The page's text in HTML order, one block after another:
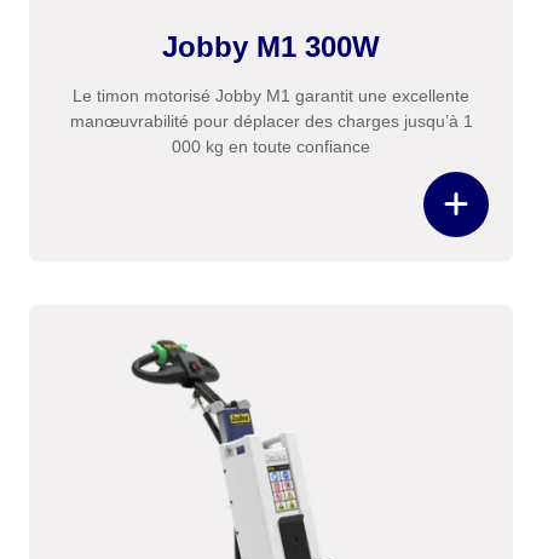
Jobby M1 300W
Le timon motorisé Jobby M1 garantit une excellente
manœuvrabilité pour déplacer des charges jusqu’à 1
000 kg en toute confiance